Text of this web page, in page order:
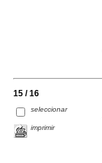
15 / 16
seleccionar
imprimir